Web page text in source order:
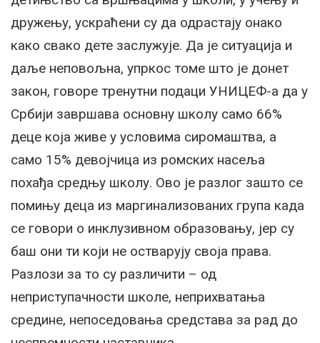
дружењу, ускраћени су да одрастају онако
како свако дете заслужује. Да је ситуација и
даље неповољна, упркос томе што је донет
закон, говоре тренутни подаци УНИЦЕФ-а да у
Србији завршава основну школу само 66%
деце која живе у условима сиромаштва, а
само 15% девојчица из ромских насеља
похађа средњу школу. Ово је разлог зашто се
помињу деца из маргинализованих група када
се говори о инклузивном образовању, јер су
баш они ти који не остварују своја права.
Разлози за то су различити – од
неприступачности школе, неприхватања
средине, непоседовања средстава за рад до